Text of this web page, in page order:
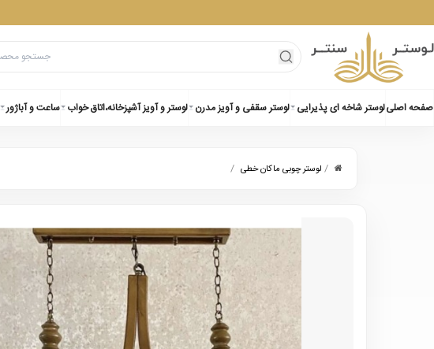
صفحه اصلیلوستر شاخه ای پذیرایی لوستر سقفی و آویز مدرن لوستر و آویز آشپزخانه،اتاق خواب ساعت و آباژور
/ لوستر چوبی ماکان خطی /